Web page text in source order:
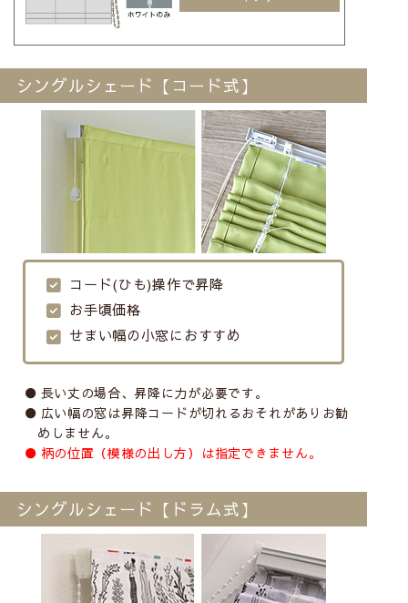
シングルシェード【コード式】
コード(ひも)操作で昇降
お手頃価格
せまい幅の小窓におすすめ
長い丈の場合、昇降に力が必要です。
広い幅の窓は昇降コードが切れるおそれがありお勧
めしません。
柄の位置（模様の出し方）は指定できません。
シングルシェード【ドラム式】